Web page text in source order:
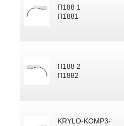
П188 1
П1881
П188 2
П1882
KRYLO-KOMP3-